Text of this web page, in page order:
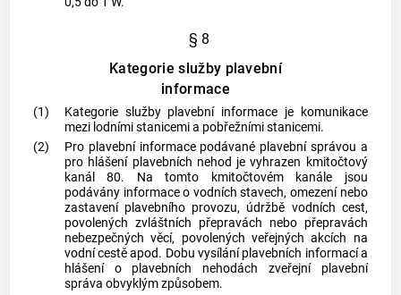
§ 8
Kategorie služby plavební
informace
(1)
Kategorie služby plavební informace je komunikace
mezi lodními stanicemi a pobřežními stanicemi.
(2)
Pro plavební informace podávané plavební správou a
pro hlášení plavebních nehod je vyhrazen kmitočtový
kanál 80. Na tomto kmitočtovém kanále jsou
podávány informace o vodních stavech, omezení nebo
zastavení plavebního provozu, údržbě vodních cest,
povolených zvláštních přepravách nebo přepravách
nebezpečných věcí, povolených veřejných akcích na
vodní cestě apod. Dobu vysílání plavebních informací a
hlášení o plavebních nehodách zveřejní plavební
správa obvyklým způsobem.